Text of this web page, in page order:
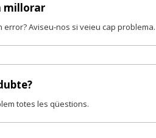
millorar
error? Aviseu-nos si veieu cap problema.
totes les qüestions.